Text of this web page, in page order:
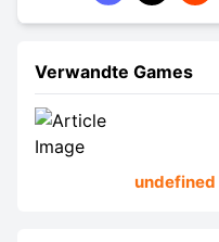
Verwandte Games
undefined